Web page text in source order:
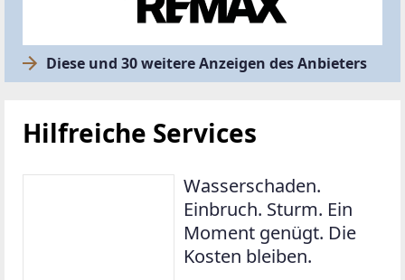
Diese und 30 weitere Anzeigen des Anbieters
Hilfreiche Services
Wasserschaden.
Einbruch. Sturm. Ein
Moment genügt. Die
Kosten bleiben.